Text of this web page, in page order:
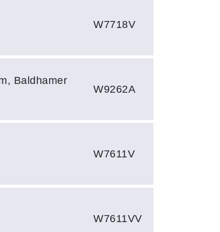
W7718V
Baldhamer
W9262A
W7611V
W7611VV